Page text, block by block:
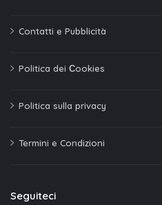
Contatti e Pubblicità
Politica dei Сookies
Politica sulla privacy
Termini e Condizioni
Seguiteci